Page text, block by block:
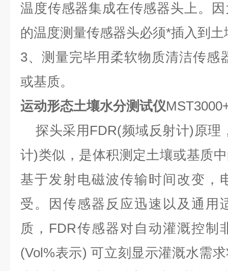
温度传感器集成在传感器头上。
的温度测量传感器头必须*插入到土
3、测量完毕用柔软物质清洁传感
或基质。
运动形态土壤水分测试仪
探头采用FDR(频域反射计)原理
计)类似，是体积测定土壤或基质
基于发射电磁波传输时间改变，
受。因传感器反应迅速以及通用
质，FDR传感器对自动灌溉控制
(Vol%表示) 可立刻显示灌溉水需